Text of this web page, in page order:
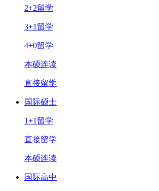
2+2留学
3+1留学
4+0留学
本硕连读
直接留学
国际硕士
1+1留学
直接留学
本硕连读
国际高中